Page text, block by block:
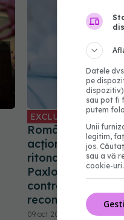
EXCLUSIV
România, cine îl
acționează
ritonavir,
Paxlovid. Rafila:
contractul. Va fi
recomandarea
09 oct 2023, 13:08
Datele
pe
sau pot fi
putem
Unii
legitim,
jos.
sau a vă
cookie-uri.